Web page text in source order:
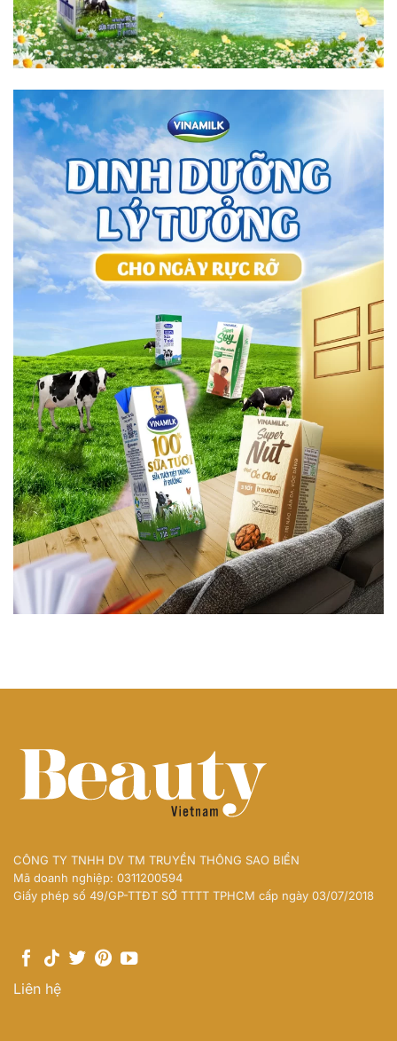
CÔNG TY TNHH DV TM TRUYỀN THÔNG SAO BIỂN
Mã doanh nghiệp: 0311200594
Giấy phép số 49/GP-TTĐT SỞ TTTT TPHCM cấp ngày 03/07/2018
Liên hệ